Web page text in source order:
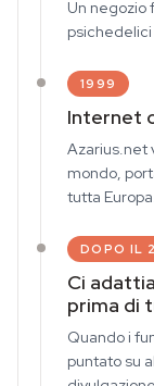
Un negozio
1999
Internet
Azarius.net
mondo,
tutta
DOPO IL
Ci
prima di
Quando i
puntato su